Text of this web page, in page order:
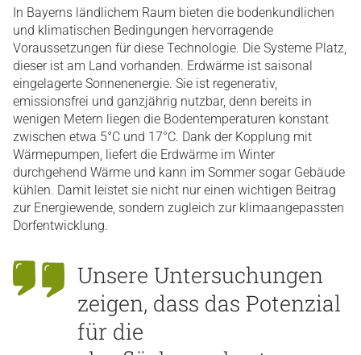
In Bayerns ländlichem Raum bieten die bodenkundlichen
und klimatischen Bedingungen hervorragende
Voraussetzungen für diese Technologie. Die Systeme Platz,
dieser ist am Land vorhanden. Erdwärme ist saisonal
eingelagerte Sonnenenergie. Sie ist regenerativ,
emissionsfrei und ganzjährig nutzbar, denn bereits in
wenigen Metern liegen die Bodentemperaturen konstant
zwischen etwa 5°C und 17°C. Dank der Kopplung mit
Wärmepumpen, liefert die Erdwärme im Winter
durchgehend Wärme und kann im Sommer sogar Gebäude
kühlen. Damit leistet sie nicht nur einen wichtigen Beitrag
zur Energiewende, sondern zugleich zur klimaangepassten
Dorfentwicklung.
Unsere Untersuchungen
zeigen, dass das Potenzial
für die